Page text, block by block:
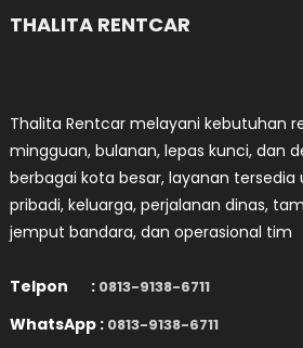
THALITA RENTCAR
Thalita Rentcar melayani kebutuhan
mingguan, bulanan, lepas kunci, dan
berbagai kota besar, layanan
pribadi, keluarga, perjalanan dinas,
jemput bandara, dan operasional tim
Telpon : 0813-9138-6711
WhatsApp : 0813-9138-6711